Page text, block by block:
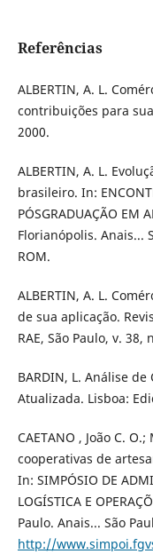
Referências
ALBERTIN, A. L.
contribuições para
2000.
ALBERTIN, A. L.
brasileiro. In:
PÓSGRADUAÇÃO EM
Florianópolis. Anais...
ROM.
ALBERTIN, A. L.
de sua aplicação.
RAE, São Paulo, v.
BARDIN, L. Análise
Atualizada. Lisboa:
CAETANO , João C.
cooperativas de
In: SIMPÓSIO DE
LOGÍSTICA E
Paulo. Anais... São
http://